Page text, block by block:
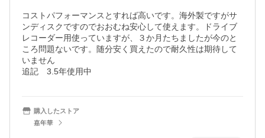
コストパフォーマンスとすれば高いです。海外製ですがサ
ンディスクですのでおおむね安心して使えます。ドライブ
レコーダー用使っていますが、３か月たちましたが今のと
ころ問題ないです。随分安く買えたので耐久性は期待して
いません
追記　3.5年使用中
購入したストア
嘉年華